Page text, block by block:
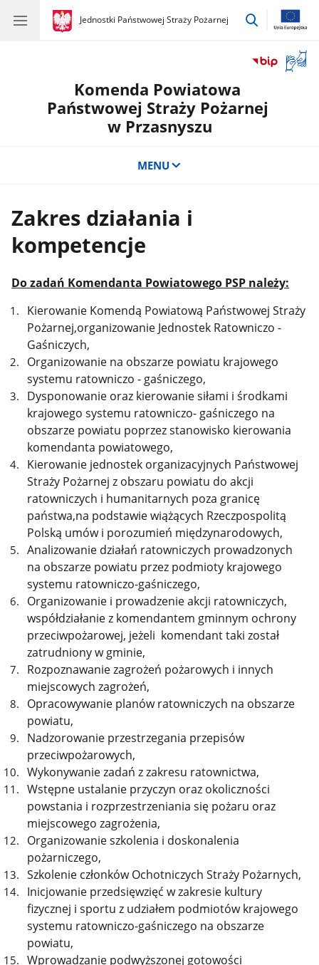
gov.pl
Jednostki Państwowej Straży Pożarnej
gov.pl
Jednostki
przejdź
okno
Komenda Powiatowa
Państwowej Straży Pożarnej
w Przasnyszu
MENU
Zakres działania i
kompetencje
Do zadań Komendanta Powiatowego PSP należy:
Kierowanie Komendą Powiatową Państwowej Straży
Pożarnej,organizowanie Jednostek Ratowniczo -
Gaśniczych,
Organizowanie na obszarze powiatu krajowego
systemu ratowniczo - gaśniczego,
Dysponowanie oraz kierowanie siłami i środkami
krajowego systemu ratowniczo- gaśniczego na
obszarze powiatu poprzez stanowisko kierowania
komendanta powiatowego,
Kierowanie jednostek organizacyjnych Państwowej
Straży Pożarnej z obszaru powiatu do akcji
ratowniczych i humanitarnych poza granicę
państwa,na podstawie wiążących Rzeczpospolitą
Polską umów i porozumień międzynarodowych,
Analizowanie działań ratowniczych prowadzonych
na obszarze powiatu przez podmioty krajowego
systemu ratowniczo-gaśniczego,
Organizowanie i prowadzenie akcji ratowniczych,
współdziałanie z komendantem gminnym ochrony
przeciwpożarowej, jeżeli komendant taki został
zatrudniony w gminie,
Rozpoznawanie zagrożeń pożarowych i innych
miejscowych zagrożeń,
Opracowywanie planów ratowniczych na obszarze
powiatu,
Nadzorowanie przestrzegania przepisów
przeciwpożarowych,
Wykonywanie zadań z zakresu ratownictwa,
Wstępne ustalanie przyczyn oraz okoliczności
powstania i rozprzestrzeniania się pożaru oraz
miejscowego zagrożenia,
Organizowanie szkolenia i doskonalenia
pożarniczego,
Szkolenie członków Ochotniczych Straży Pożarnych,
Inicjowanie przedsięwzięć w zakresie kultury
fizycznej i sportu z udziałem podmiotów krajowego
systemu ratowniczo-gaśniczego na obszarze
powiatu,
Wprowadzanie podwyższonej gotowości